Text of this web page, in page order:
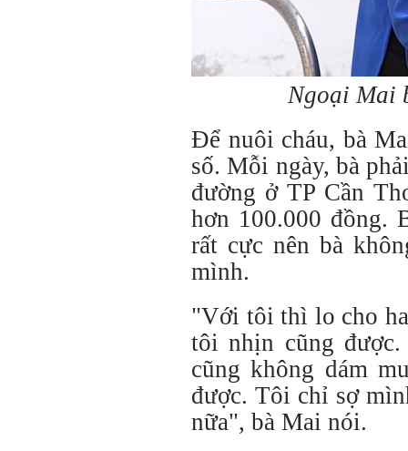
Ngoại Mai
Để nuôi cháu, bà
số. Mỗi ngày, bà
đường ở TP Cần
hơn 100.000 đồng.
rất cực nên bà
mình.
"Với tôi thì lo cho
tôi nhịn cũng
cũng không dám
được. Tôi chỉ sợ
nữa", bà Mai nói.